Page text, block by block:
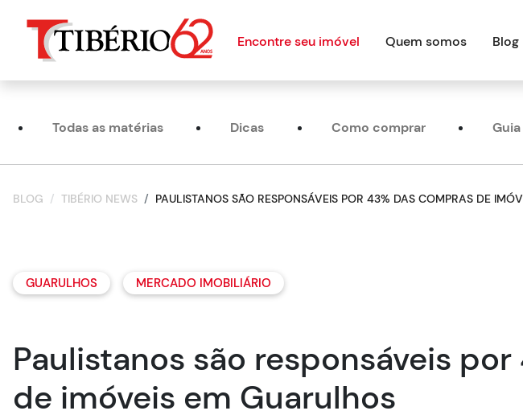
Encontre seu imóvel Quem somos Blog
Todas as matérias Dicas Como comprar
BLOG TIBÉRIO NEWS PAULISTANOS SÃO RESPONSÁVEIS POR 43% DAS COMPRAS DE
GUARULHOS MERCADO IMOBILIÁRIO
Paulistanos são responsáveis
de imóveis em Guarulhos